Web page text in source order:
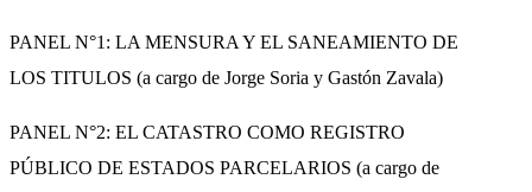
PANEL N°1: LA MENSURA Y EL SANEAMIENTO DE
LOS TITULOS (a cargo de Jorge Soria y Gastón Zavala)
PANEL N°2: EL CATASTRO COMO REGISTRO
PÚBLICO DE ESTADOS PARCELARIOS (a cargo de